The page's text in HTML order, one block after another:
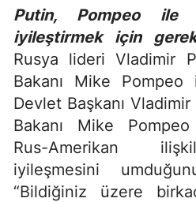
Putin, Pompeo ile
iyileştirmek için
Rusya lideri Vladimir
Bakanı Mike
Devlet Başkanı
Bakanı Mike
Rus-Amerikan
iyileşmesini
“Bildiğiniz üzere